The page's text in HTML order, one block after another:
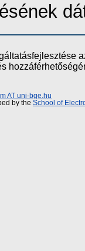
AT uni-bge.hu
by the School of